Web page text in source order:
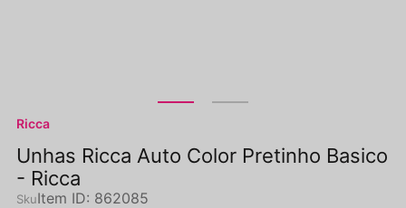
Ricca
Unhas Ricca Auto Color Pretinho Basico
- Ricca
Item ID: 862085